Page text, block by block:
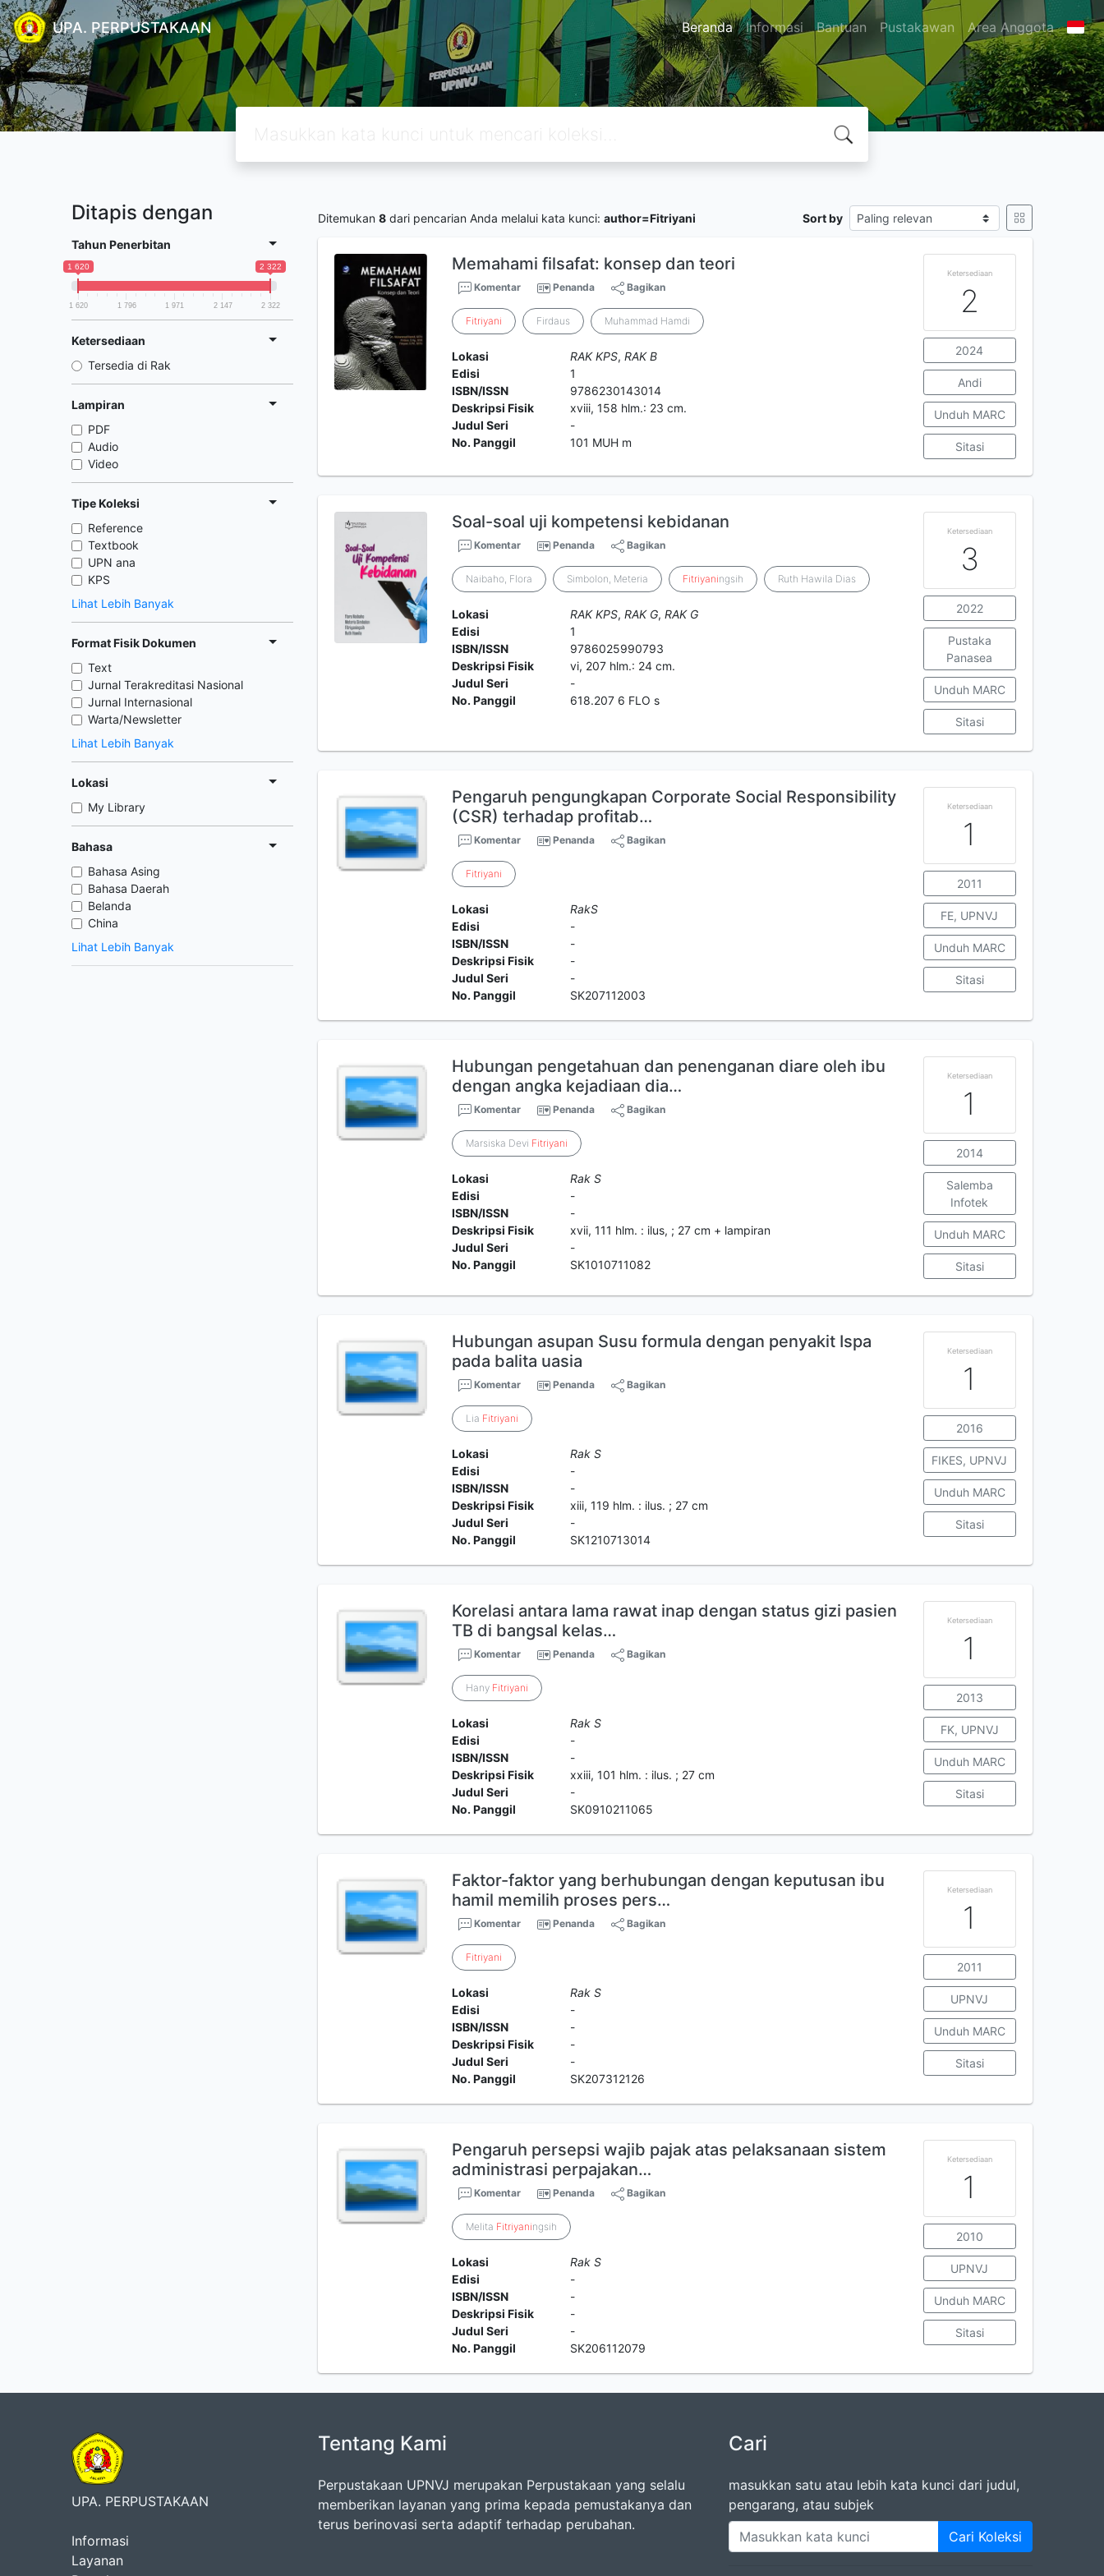
UPA. PERPUSTAKAAN Beranda Informasi Bantuan Pustakawan Area Anggota
Ditapis dengan
Tahun Penerbitan
1 620 2 322
1 620 1 796 1 971 2 147 2 322
Ketersediaan
Tersedia di Rak
Lampiran
PDF
Audio
Video
Tipe Koleksi
Reference
Textbook
UPN ana
KPS
Lihat Lebih Banyak
Format Fisik Dokumen
Text
Jurnal Terakreditasi Nasional
Jurnal Internasional
Warta/Newsletter
Lihat Lebih Banyak
Lokasi
My Library
Bahasa
Bahasa Asing
Bahasa Daerah
Belanda
China
Lihat Lebih Banyak
Ditemukan 8 dari pencarian Anda melalui kata kunci: author=Fitriyani Sort by
Memahami filsafat: konsep dan teori
Komentar Penanda Bagikan
Fitriyani Firdaus Muhammad Hamdi
Lokasi RAK KPS, RAK B
Edisi
1
ISBN/ISSN
9786230143014
Deskripsi Fisik
xviii, 158 hlm.: 23 cm.
Judul Seri
-
No. Panggil
101 MUH m
Ketersediaan
2
2024
Andi
Unduh MARC
Sitasi
Soal-soal uji kompetensi kebidanan
Komentar Penanda Bagikan
Naibaho, Flora Simbolon, Meteria Fitriyaningsih Ruth Hawila Dias
Lokasi RAK KPS, RAK G, RAK G
Edisi
1
ISBN/ISSN
9786025990793
Deskripsi Fisik
vi, 207 hlm.: 24 cm.
Judul Seri
-
No. Panggil
618.207 6 FLO s
Ketersediaan
3
2022
Pustaka
Panasea
Unduh MARC
Sitasi
Pengaruh pengungkapan Corporate Social Responsibility
(CSR) terhadap profitab…
Komentar Penanda Bagikan
Fitriyani
Lokasi
RakS
Edisi
-
ISBN/ISSN
-
Deskripsi Fisik
-
Judul Seri
-
No. Panggil
SK207112003
Ketersediaan
1
2011
FE, UPNVJ
Unduh MARC
Sitasi
Hubungan pengetahuan dan penenganan diare oleh ibu
dengan angka kejadiaan dia…
Komentar Penanda Bagikan
Marsiska Devi Fitriyani
Lokasi
Rak S
Edisi
-
ISBN/ISSN
-
Deskripsi Fisik
xvii, 111 hlm. : ilus, ; 27 cm + lampiran
Judul Seri
-
No. Panggil
SK1010711082
Ketersediaan
1
2014
Salemba
Infotek
Unduh MARC
Sitasi
Hubungan asupan Susu formula dengan penyakit Ispa
pada balita uasia
Komentar Penanda Bagikan
Lia Fitriyani
Lokasi
Rak S
Edisi
-
ISBN/ISSN
-
Deskripsi Fisik
xiii, 119 hlm. : ilus. ; 27 cm
Judul Seri
-
No. Panggil
SK1210713014
Ketersediaan
1
2016
FIKES, UPNVJ
Unduh MARC
Sitasi
Korelasi antara lama rawat inap dengan status gizi pasien
TB di bangsal kelas…
Komentar Penanda Bagikan
Hany Fitriyani
Lokasi
Rak S
Edisi
-
ISBN/ISSN
-
Deskripsi Fisik
xxiii, 101 hlm. : ilus. ; 27 cm
Judul Seri
-
No. Panggil
SK0910211065
Ketersediaan
1
2013
FK, UPNVJ
Unduh MARC
Sitasi
Faktor-faktor yang berhubungan dengan keputusan ibu
hamil memilih proses pers…
Komentar Penanda Bagikan
Fitriyani
Lokasi
Rak S
Edisi
-
ISBN/ISSN
-
Deskripsi Fisik
-
Judul Seri
-
No. Panggil
SK207312126
Ketersediaan
1
2011
UPNVJ
Unduh MARC
Sitasi
Pengaruh persepsi wajib pajak atas pelaksanaan sistem
administrasi perpajakan…
Komentar Penanda Bagikan
Melita Fitriyaningsih
Lokasi
Rak S
Edisi
-
ISBN/ISSN
-
Deskripsi Fisik
-
Judul Seri
-
No. Panggil
SK206112079
Ketersediaan
1
2010
UPNVJ
Unduh MARC
Sitasi
UPA. PERPUSTAKAAN
Informasi
Layanan
Tentang Kami
Perpustakaan UPNVJ merupakan Perpustakaan yang selalu
memberikan layanan yang prima kepada pemustakanya dan
terus berinovasi serta adaptif terhadap perubahan.
Cari
masukkan satu atau lebih kata kunci dari judul,
pengarang, atau subjek
Cari Koleksi